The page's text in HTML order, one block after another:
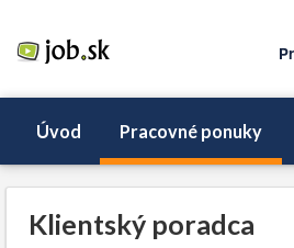
Úvod Pracovné ponuky
Klientský poradca